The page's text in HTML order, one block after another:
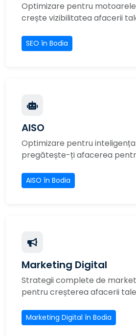
Optimizare pentru
crește vizibilitatea afacerii
SEO în Bodia
AISO
Optimizare pentru
pregătește-ți afacerea
AISO în Bodia
Marketing Digital
Strategii complete de
pentru creșterea afacerii
Marketing Digital în Bodia